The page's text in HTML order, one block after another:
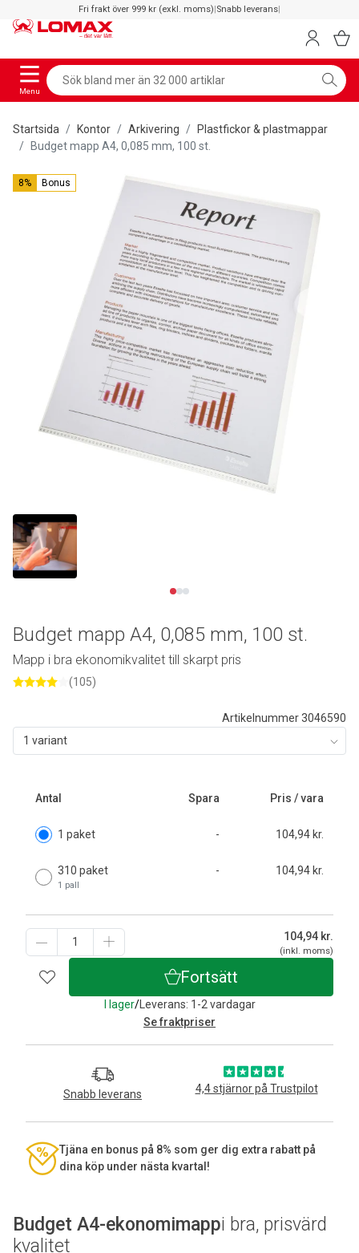
Fri frakt över 999 kr (exkl. moms)|Snabb leverans|
Menu
Startsida Kontor Arkivering
Plastfickor & plastmappar
Budget mapp A4, 0,085 mm, 100 st.
8% Bonus
Budget A4-ekonomimappi bra, prisvärd
kvalitet
Artikelnummer 3046590
1 variant
Antal Spara Pris / vara
1 paket - 104,94 kr.
310 paket
1 pall
- 104,94 kr.
104,94 kr.
(inkl. moms)
Fortsätt
I lager/Leverans: 1-2 vardagar
Se fraktpriser
Snabb leverans 4,4 stjärnor på Trustpilot
Tjäna en bonus på 8% som ger dig extra rabatt på
dina köp under nästa kvartal!
Budget mapp A4, 0,085 mm, 100 st.
Mapp i bra ekonomikvalitet till skarpt pris
(105)